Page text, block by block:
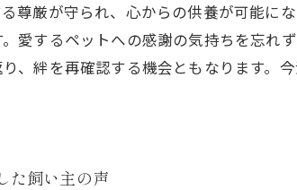
尊厳が守られ、心からの供養が可能に
愛するペットへの感謝の気持ちを忘れ
、絆を再確認する機会ともなります。
た飼い主の声